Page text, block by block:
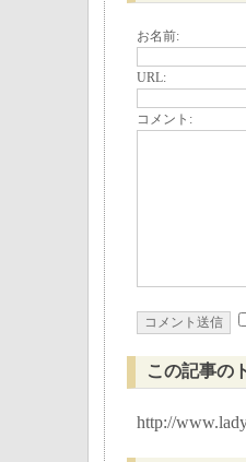
お名前:
URL:
コメント:
この記事の
http://